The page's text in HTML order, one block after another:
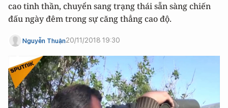
cao tinh thần, chuyển sang trạng thái sẵn sàng chiến
đấu ngày đêm trong sự căng thẳng cao độ.
Nguyễn Thuận20/11/2018 19:30